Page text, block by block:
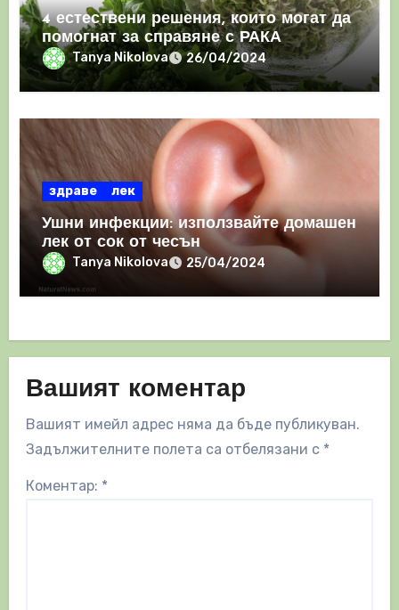
4 естествени решения, които могат да
помогнат за справяне с РАКА
Tanya Nikolova 26/04/2024
здраве лек
Ушни инфекции: използвайте домашен
лек от сок от чесън
Tanya Nikolova 25/04/2024
Вашият коментар
Вашият имейл адрес няма да бъде публикуван.
Задължителните полета са отбелязани с *
Коментар: *